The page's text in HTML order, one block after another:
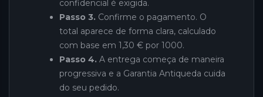
confidencial é exigida.
Passo 3. Confirme o pagamento. O
total aparece de forma clara, calculado
com base em 1,30 € por 1000.
Passo 4. A entrega começa de maneira
progressiva e a Garantia Antiqueda cuida
do seu pedido.